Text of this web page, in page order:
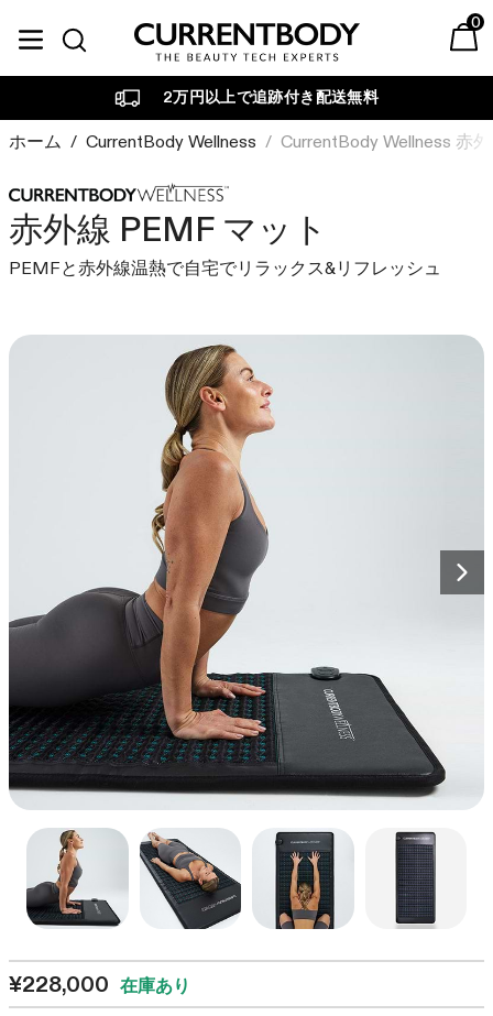
Currentbody JP
0
ベストセラー
LEDフェイスマスク
マルチライトマスク
LEDネック&デコルテマスク
LED頭皮・頭髪ケアデバイス
RF ラジオ波 美顔器
CurrentBody Skin LED レッドライ
トセラピーフェイスマスク: シリー
ズ2
星
5
つ
中
4.6
と
評
価
ュ
ー
ま
ス
ク
ロ
ー
ル
¥77,000
CurrentBody Skin LED 頭
皮・頭髪ケアデバイス
星
5
つ
中
4.5
と
評
価
24 レビュー
ク
ク
し
ま
¥125,000から
ラジオ波 美顔器
星
評
価
4レビューク
リ
ッ
て
¥58,000から
Currentbody Skin
LED 育毛デバイス
RF ラジオ波デバイス
LED
Currentbody ウェルネス
グリーンティーセラム
全ての商品を見る
美容テクノロジー別
LED RF・ラジオ波・高周波
LED
ラジオ波
PEMF・パルス電磁波
目的・お悩み別
肌ケア
エイジング
引き締め・たるみ
ニキビ・吹き出物
くすみ・色ムラ・シミ悩み
エイジングケア
カレントボディについて
ビューティーテックジャ
ーナル
家庭用美容機器を専門的観
点から調査、レビューし、
詳しくご紹介します。
ブランドについて
美容テクノロジーでスキン
ケアのあり方を革新してき
ました。
私たちが追求するのは確か
な結果です。私たちのデバ
イスは、目に見える美しさ
を素早く引き出すために設
計されています。
独立した臨床試験で確認さ
れたデバイスの結果をご覧
メディカルボード
2万円以上で追跡付き配送無料
ホーム / CurrentBody Wellness / CurrentBody Wellness 赤
赤外線 PEMF マット
PEMFと赤外線温熱で自宅でリラックス&リフレッシュ
¥228,000 在庫あり